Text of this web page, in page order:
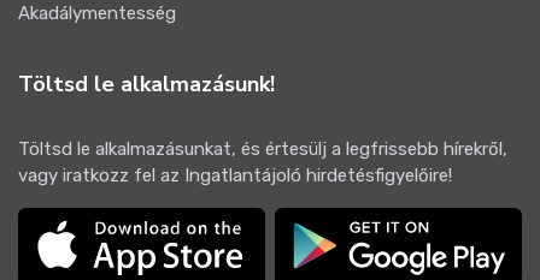
Akadálymentesség
Töltsd le alkalmazásunk!
Töltsd le alkalmazásunkat, és értesülj a legfrissebb hírekről,
vagy iratkozz fel az Ingatlantájoló hirdetésfigyelőire!